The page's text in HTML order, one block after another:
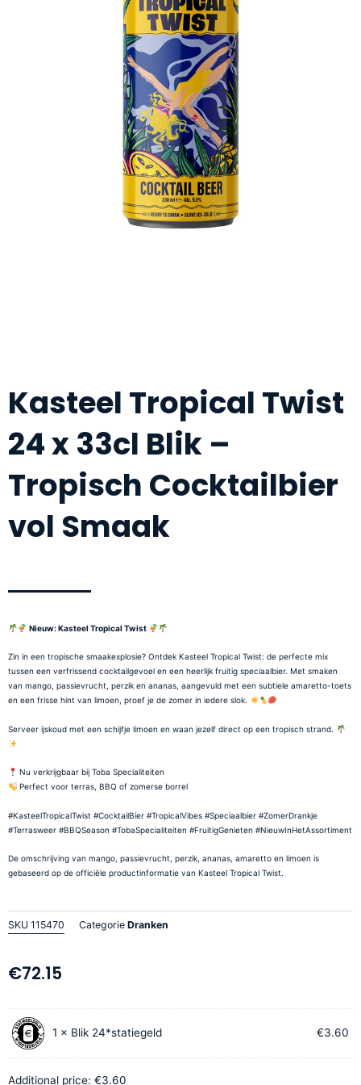
Kasteel Tropical Twist
24 x 33cl Blik –
Tropisch Cocktailbier
vol Smaak
Nieuw: Kasteel Tropical Twist
Zin in een tropische smaakexplosie? Ontdek Kasteel Tropical Twist: de perfecte mix
tussen een verfrissend cocktailgevoel en een heerlijk fruitig speciaalbier. Met smaken
van mango, passievrucht, perzik en ananas, aangevuld met een subtiele amaretto-toets
en een frisse hint van limoen, proef je de zomer in iedere slok.
Serveer ijskoud met een schijfje limoen en waan jezelf direct op een tropisch strand.
Nu verkrijgbaar bij Toba Specialiteiten
Perfect voor terras, BBQ of zomerse borrel
#KasteelTropicalTwist #CocktailBier #TropicalVibes #Speciaalbier #ZomerDrankje
#Terrasweer #BBQSeason #TobaSpecialiteiten #FruitigGenieten #NieuwInHetAssortiment
De omschrijving van mango, passievrucht, perzik, ananas, amaretto en limoen is
gebaseerd op de officiële productinformatie van Kasteel Tropical Twist.
SKU 115470 Categorie Dranken
€72.15
1 × Blik 24*statiegeld €3.60
Additional price: €3.60
Kasteel
Tropical
Twist
24